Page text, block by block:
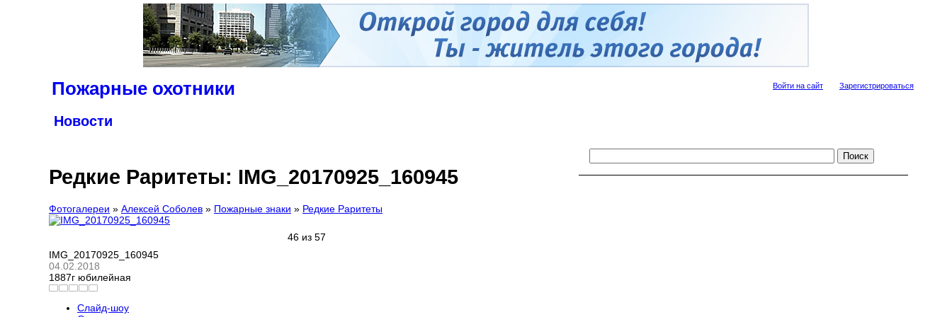
Пожарные охотники Войти на сайт Зарегистрироваться
Новости
Фотогалереи
Форум
О проекте
Редкие Раритеты: IMG_20170925_160945
Фотогалереи » Алексей Соболев » Пожарные знаки » Редкие Раритеты
46 из 57
IMG_20170925_160945
04.02.2018
1887г юбилейная
Слайд-шоу